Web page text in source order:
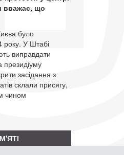
вважає, що
було
року. У Штабі
виправдати
засідання з
склали присягу,
чином